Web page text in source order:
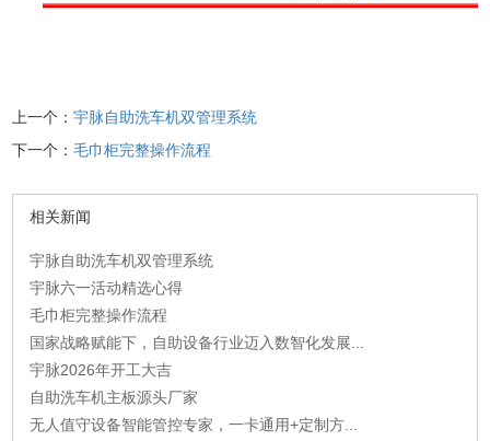
上一个：宇脉自助洗车机双管理系统
下一个：毛巾柜完整操作流程
相关新闻
宇脉自助洗车机双管理系统
宇脉六一活动精选心得
毛巾柜完整操作流程
国家战略赋能下，自助设备行业迈入数智化发展...
宇脉2026年开工大吉
自助洗车机主板源头厂家
无人值守设备智能管控专家，一卡通用+定制方...